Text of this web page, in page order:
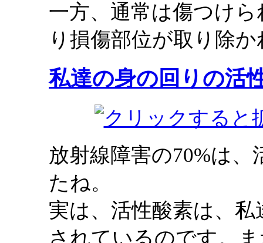
一方、通常は傷つけ
り損傷部位が取り除
私達の身の回りの活
放射線障害の70%は
たね。
実は、活性酸素は、
されているのです。